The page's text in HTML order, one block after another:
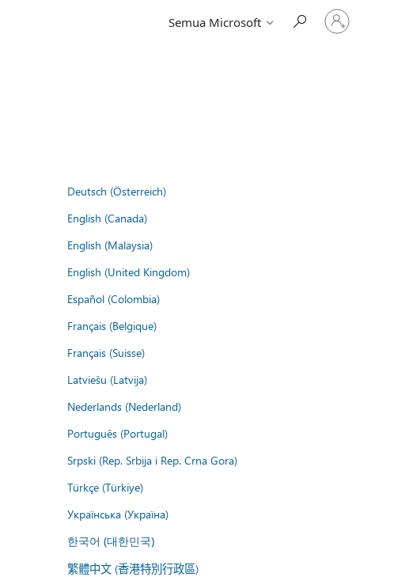
Semua Microsoft
Masuk
ke
akun
Deutsch (Österreich)
English (Canada)
English (Malaysia)
English (United Kingdom)
Español (Colombia)
Français (Belgique)
Français (Suisse)
Latviešu (Latvija)
Nederlands (Nederland)
Português (Portugal)
Srpski (Rep. Srbija i Rep. Crna Gora)
Türkçe (Türkiye)
Українська (Україна)
한국어 (대한민국)
繁體中文 (香港特別行政區)